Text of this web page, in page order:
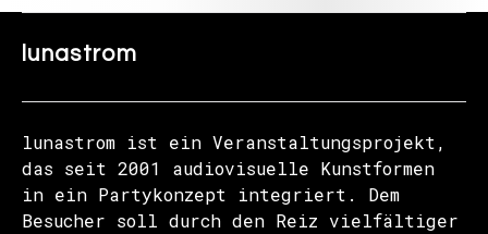
lunastrom
lunastrom ist ein Veranstaltungsprojekt,
das seit 2001 audiovisuelle Kunstformen
in ein Partykonzept integriert. Dem
Besucher soll durch den Reiz vielfältiger